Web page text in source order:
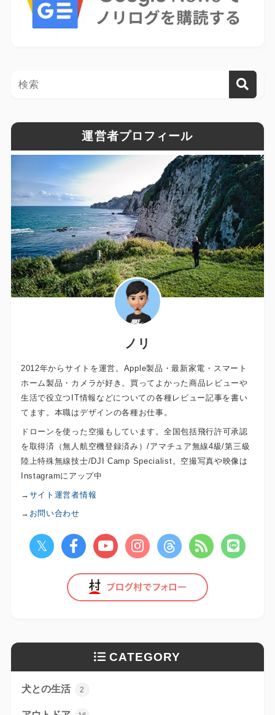
運営者プロフィール
ノリ
2012年からサイトを運営。Apple製品・最新家電・スマート
ホーム製品・カメラが好き。買ってよかった商品レビューや
生活で役立つIT情報などについての各種レビュー記事を書い
てます。本職はデザインの各種お仕事。
ドローンを使った空撮もしています。全国包括飛行許可承認
を取得済（無人航空機登録済み）/アマチュア無線4級/第三級
陸上特殊無線技士/DJI Camp Specialist。空撮写真や映像は
Instagramにアップ中
→ サイト運営者情報
→ お問い合わせ
CATEGORY
犬との生活 2